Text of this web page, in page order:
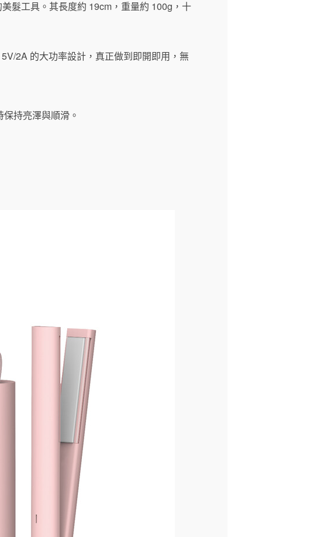
髮工具。其長度約 19cm，重量約 100g，十
2A 的大功率設計，真正做到即開即用，無
持亮澤與順滑。